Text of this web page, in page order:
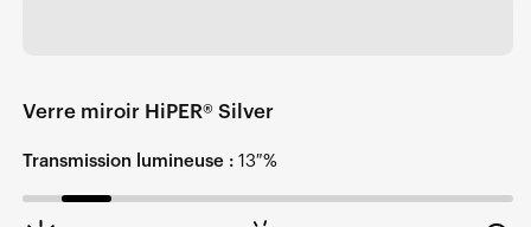
Verre miroir HiPER® Silver
Transmission lumineuse : 13 %